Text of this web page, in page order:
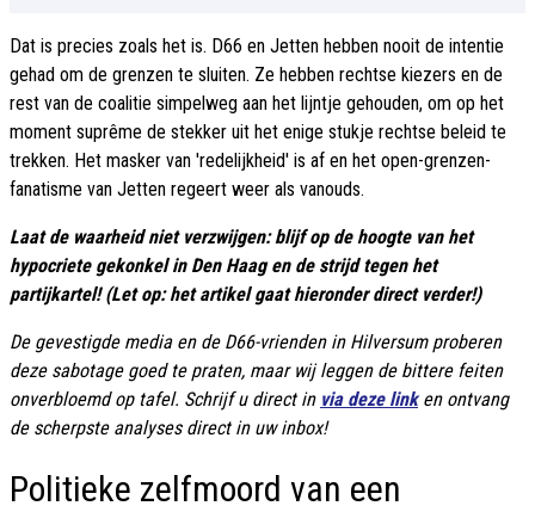
Dat is precies zoals het is. D66 en Jetten hebben nooit de intentie
gehad om de grenzen te sluiten. Ze hebben rechtse kiezers en de
rest van de coalitie simpelweg aan het lijntje gehouden, om op het
moment suprême de stekker uit het enige stukje rechtse beleid te
trekken. Het masker van 'redelijkheid' is af en het open-grenzen-
fanatisme van Jetten regeert weer als vanouds.
Laat de waarheid niet verzwijgen: blijf op de hoogte van het
hypocriete gekonkel in Den Haag en de strijd tegen het
partijkartel! (Let op: het artikel gaat hieronder direct verder!)
De gevestigde media en de D66-vrienden in Hilversum proberen
deze sabotage goed te praten, maar wij leggen de bittere feiten
onverbloemd op tafel. Schrijf u direct in via deze linken ontvang
de scherpste analyses direct in uw inbox!
Politieke zelfmoord van een